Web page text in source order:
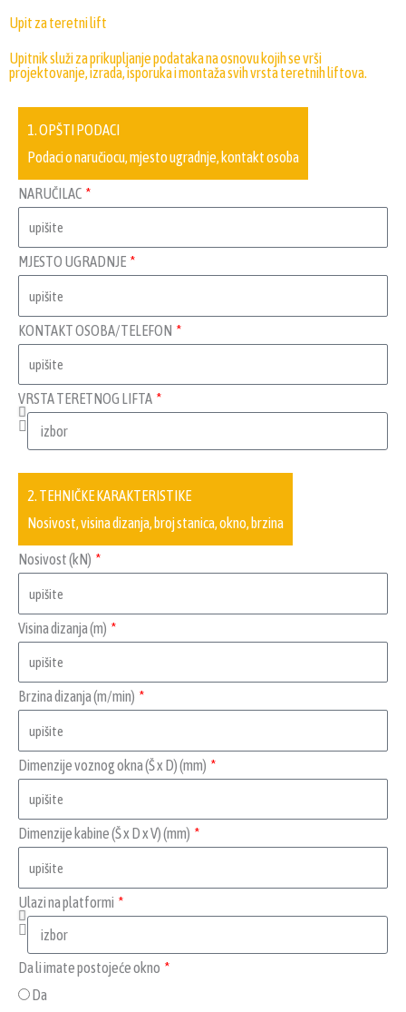
Upit za teretni lift
Upitnik služi za prikupljanje podataka na osnovu kojih se vrši
projektovanje, izrada, isporuka i montaža svih vrsta teretnih liftova.
1. OPŠTI PODACI
Podaci o naručiocu, mjesto ugradnje, kontakt osoba
NARUČILAC
MJESTO UGRADNJE
KONTAKT OSOBA/TELEFON
VRSTA TERETNOG LIFTA
2. TEHNIČKE KARAKTERISTIKE
Nosivost, visina dizanja, broj stanica, okno, brzina
Nosivost (kN)
Visina dizanja (m)
Brzina dizanja (m/min)
Dimenzije voznog okna (Š x D) (mm)
Dimenzije kabine (Š x D x V) (mm)
Ulazi na platformi
Da li imate postojeće okno
Da